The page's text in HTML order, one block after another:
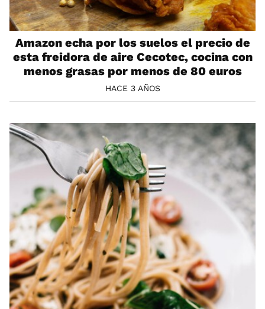
Amazon echa por los suelos el precio de
esta freidora de aire Cecotec, cocina con
menos grasas por menos de 80 euros
HACE 3 AÑOS